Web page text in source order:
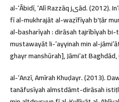
al-ʻĀbidī, ʻAlī Razzāq jیād. (2012). Inʻikāsāt naẓm ʻamal al-adāʼ al-ʻĀlī
fī al-mukhrajāt al-waẓīfīyah bʼṭār
al-basharīyah : dirāsah tajrībīyah
mustawayāt li-ʻayyinah min al-
ghayr manshūrah], Jāmiʻat Baghdād,
al-ʻAnzī, Amīrah Khuḍayr. (2013).
tanāfusīyah almstdāmt-dirāsah